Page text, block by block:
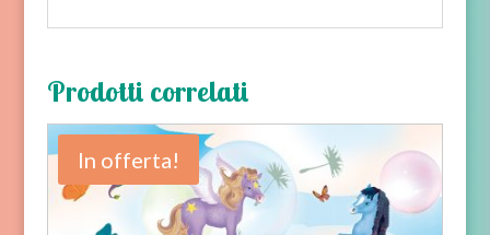
Prodotti correlati
In offerta!